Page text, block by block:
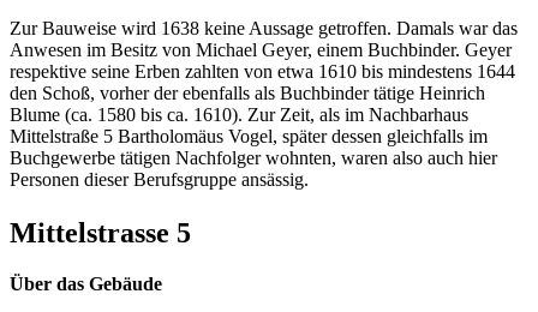
Zur Bauweise wird 1638 keine Aussage getroffen. Damals war das
Anwesen im Besitz von Michael Geyer, einem Buchbinder. Geyer
respektive seine Erben zahlten von etwa 1610 bis mindestens 1644
den Schoß, vorher der ebenfalls als Buchbinder tätige Heinrich
Blume (ca. 1580 bis ca. 1610). Zur Zeit, als im Nachbarhaus
Mittelstraße 5 Bartholomäus Vogel, später dessen gleichfalls im
Buchgewerbe tätigen Nachfolger wohnten, waren also auch hier
Personen dieser Berufsgruppe ansässig.
Mittelstrasse 5
Über das Gebäude